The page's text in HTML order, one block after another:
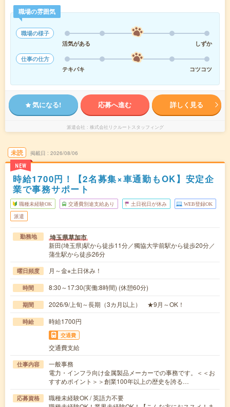
職場の雰囲気
職場の様子
活気がある
しずか
仕事の仕方
テキパキ
コツコツ
気になる! 応募へ進む 詳しく見る
派遣会社 株式会社リクルートスタッフィング
未読
NEW
掲載日 2026/08/06
時給1700円！【2名募集×車通勤もOK】安定企
業で事務サポート
職種未経験OK 交通費別途支給あり 土日祝日が休み WEB登録OK
派遣
勤務地 埼玉県草加市
新田(埼玉県)駅から徒歩11分／獨協大学前駅から徒歩20分／
蒲生駅から徒歩26分
曜日頻度 月～金※土日休み！
時間 8:30～17:30(実働:8時間) (休憩60分)
期間 2026/9/上旬～長期（3カ月以上） ★9月～OK！
時給 時給1700円
交通費
交通費支給
仕事内容
一般事務
電力・インフラ向け金属製品メーカーでの事務です。＜＜お
すすめポイント＞＞創業100年以上の歴史を誇る…
応募資格
職種未経験OK / 英語力不要